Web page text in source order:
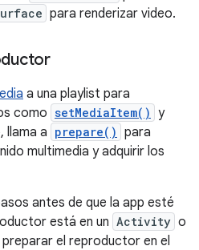
para renderizar video.
a una playlist para
como setMediaItem() y
llama a prepare() para
multimedia y adquirir los
antes de que la app esté
está en un Activity o
el reproductor en el